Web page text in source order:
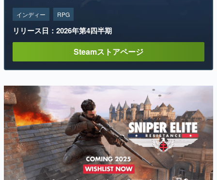
インディー RPG
リリース日：2026年第4四半期
Steamストアページ